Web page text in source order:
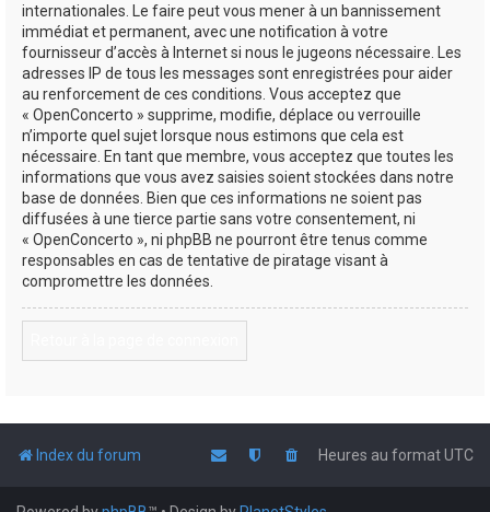
internationales. Le faire peut vous mener à un bannissement
immédiat et permanent, avec une notification à votre
fournisseur d’accès à Internet si nous le jugeons nécessaire. Les
adresses IP de tous les messages sont enregistrées pour aider
au renforcement de ces conditions. Vous acceptez que
« OpenConcerto » supprime, modifie, déplace ou verrouille
n’importe quel sujet lorsque nous estimons que cela est
nécessaire. En tant que membre, vous acceptez que toutes les
informations que vous avez saisies soient stockées dans notre
base de données. Bien que ces informations ne soient pas
diffusées à une tierce partie sans votre consentement, ni
« OpenConcerto », ni phpBB ne pourront être tenus comme
responsables en cas de tentative de piratage visant à
compromettre les données.
Index du forum Heures au formatUTC